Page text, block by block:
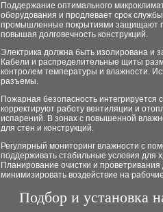
Поддержание оптимального
оборудования и продлевает срок
промышленные покрытиями защищают
повышая долговечность конструкций.
Электрика должна быть изолирована и
Кабели и распределительные щиты
контролем температуры и влажности.
разъемы.
Пожарная безопасность интегрируется
корректируют работу вентиляции и
испарений. В зонах с повышенной
для стен и конструкций.
Регулярный мониторинг влажности с
поддерживать стабильные условия для
Планирование очистки и
минимизировать воздействие на
Подбор и установка